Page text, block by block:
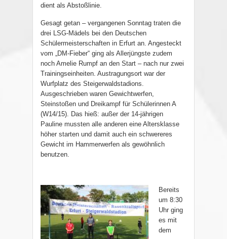
dient als Abstoßlinie.
Gesagt getan – vergangenen Sonntag traten die
drei LSG-Mädels bei den Deutschen
Schülermeisterschaften in Erfurt an. Angesteckt
vom „DM-Fieber“ ging als Allerjüngste zudem
noch Amelie Rumpf an den Start – nach nur zwei
Trainingseinheiten. Austragungsort war der
Wurfplatz des Steigerwaldstadions.
Ausgeschrieben waren Gewichtwerfen,
Steinstoßen und Dreikampf für Schülerinnen A
(W14/15). Das hieß: außer der 14-jährigen
Pauline mussten alle anderen eine Altersklasse
höher starten und damit auch ein schwereres
Gewicht im Hammerwerfen als gewöhnlich
benutzen.
Bereits
um 8:30
Uhr ging
es mit
dem